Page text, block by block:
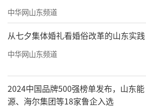
中华网山东频道
从七夕集体婚礼看婚俗改革的山东实践
中华网山东频道
2024中国品牌500强榜单发布，山东能
源、海尔集团等18家鲁企入选